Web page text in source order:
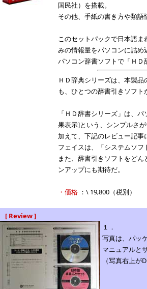
国民社）を搭載。
その他、手紙の書き方や類語
このセットパックで日本語
みの情報量をパソコンに詰め
パソコン辞書ソフトで「ＨＤ
ＨＤ辞典シリーズは、本製
も、ひとつの辞書引きソフ
「ＨＤ辞書シリーズ」は、
果表示]という、シンプルさが
加えて、下記のレビュー記
フェイスは、「システムソフ
また、辞書引きソフトをど
ンアップにも期待だ。
・価格 ：\ 19,800（税別）
[ Review ]
１．
写真は、パッ
マニュアルと
（写真右上が